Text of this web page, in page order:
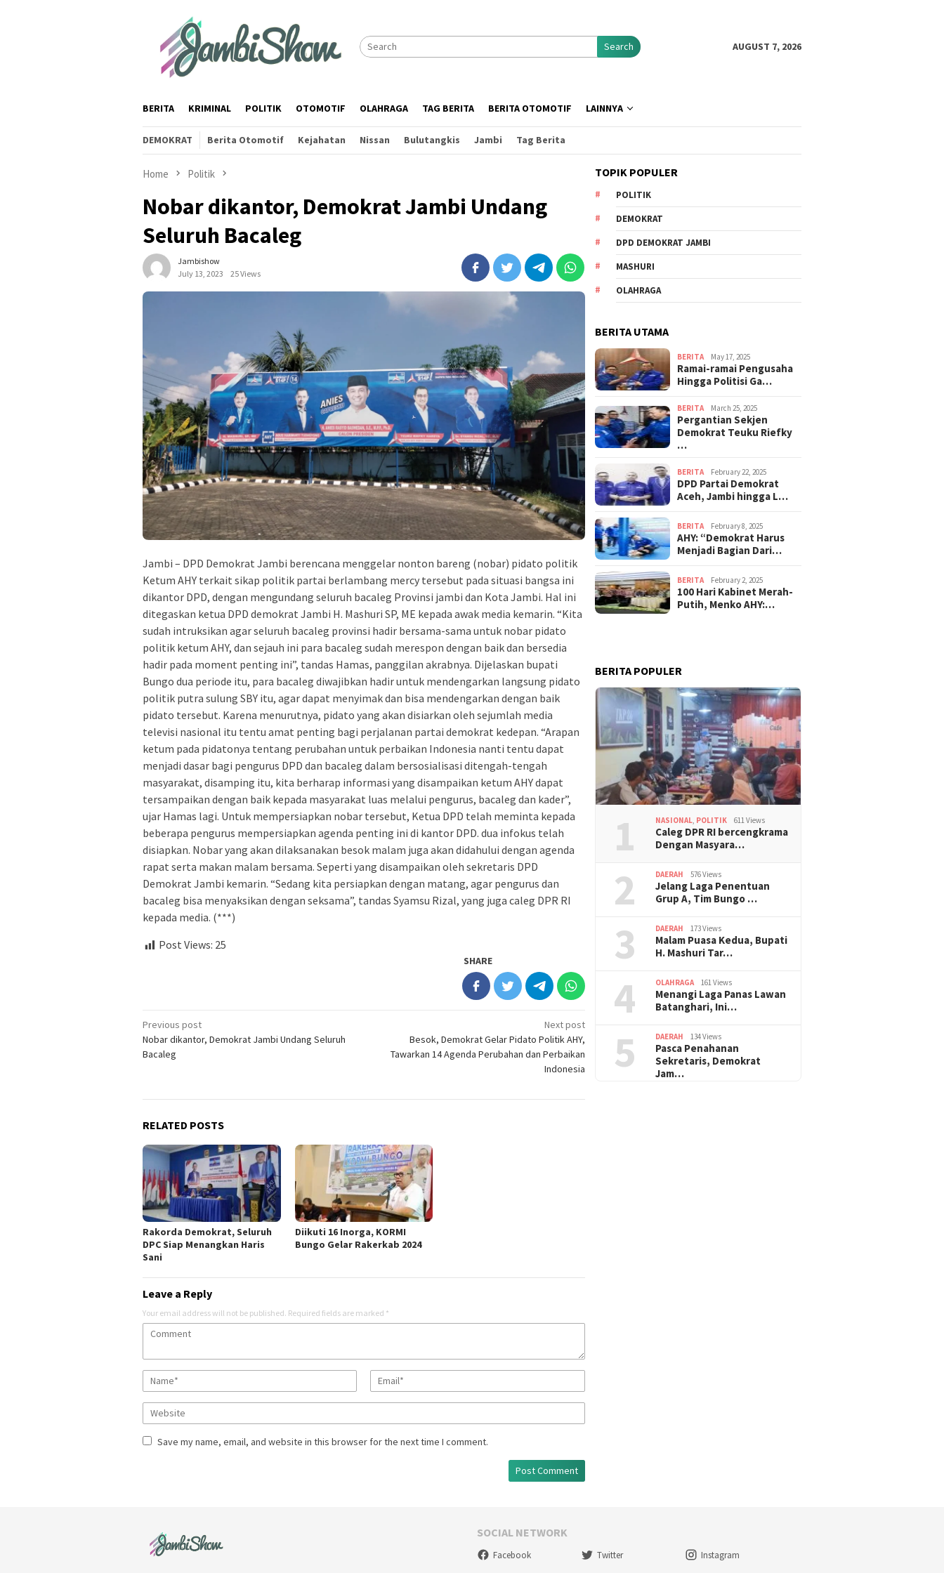
Search
AUGUST 7, 2026
BERITA KRIMINAL POLITIK OTOMOTIF OLAHRAGA TAG BERITA BERITA OTOMOTIF LAINNYA
DEMOKRAT Berita Otomotif Kejahatan Nissan Bulutangkis Jambi Tag Berita
Home Politik
Nobar dikantor, Demokrat Jambi Undang
Seluruh Bacaleg
Jambishow
July 13, 2023
25 Views
Jambi – DPD Demokrat Jambi berencana menggelar nonton bareng (nobar) pidato politik
Ketum AHY terkait sikap politik partai berlambang mercy tersebut pada situasi bangsa ini
dikantor DPD, dengan mengundang seluruh bacaleg Provinsi jambi dan Kota Jambi. Hal ini
ditegaskan ketua DPD demokrat Jambi H. Mashuri SP, ME kepada awak media kemarin. “Kita
sudah intruksikan agar seluruh bacaleg provinsi hadir bersama-sama untuk nobar pidato
politik ketum AHY, dan sejauh ini para bacaleg sudah merespon dengan baik dan bersedia
hadir pada moment penting ini”, tandas Hamas, panggilan akrabnya. Dijelaskan bupati
Bungo dua periode itu, para bacaleg diwajibkan hadir untuk mendengarkan langsung pidato
politik putra sulung SBY itu, agar dapat menyimak dan bisa mendengarkan dengan baik
pidato tersebut. Karena menurutnya, pidato yang akan disiarkan oleh sejumlah media
televisi nasional itu tentu amat penting bagi perjalanan partai demokrat kedepan. “Arapan
ketum pada pidatonya tentang perubahan untuk perbaikan Indonesia nanti tentu dapat
menjadi dasar bagi pengurus DPD dan bacaleg dalam bersosialisasi ditengah-tengah
masyarakat, disamping itu, kita berharap informasi yang disampaikan ketum AHY dapat
tersampaikan dengan baik kepada masyarakat luas melalui pengurus, bacaleg dan kader”,
ujar Hamas lagi. Untuk mempersiapkan nobar tersebut, Ketua DPD telah meminta kepada
beberapa pengurus mempersiapkan agenda penting ini di kantor DPD. dua infokus telah
disiapkan. Nobar yang akan dilaksanakan besok malam juga akan didahului dengan agenda
rapat serta makan malam bersama. Seperti yang disampaikan oleh sekretaris DPD
Demokrat Jambi kemarin. “Sedang kita persiapkan dengan matang, agar pengurus dan
bacaleg bisa menyaksikan dengan seksama”, tandas Syamsu Rizal, yang juga caleg DPR RI
kepada media. (***)
Post Views: 25
SHARE
Post
navigation
Previous post
Nobar dikantor, Demokrat Jambi Undang Seluruh
Bacaleg
Next post
Besok, Demokrat Gelar Pidato Politik AHY,
Tawarkan 14 Agenda Perubahan dan Perbaikan
Indonesia
RELATED POSTS
Rakorda Demokrat, Seluruh
DPC Siap Menangkan Haris
Sani
Diikuti 16 Inorga, KORMI
Bungo Gelar Rakerkab 2024
Leave a Reply
Your email address will not be published. Required fields are marked *
Save my name, email, and website in this browser for the next time I comment.
TOPIK POPULER
POLITIK
DEMOKRAT
DPD DEMOKRAT JAMBI
MASHURI
OLAHRAGA
BERITA UTAMA
BERITA May 17, 2025
Ramai-ramai Pengusaha
Hingga Politisi Ga…
BERITA March 25, 2025
Pergantian Sekjen
Demokrat Teuku Riefky
…
BERITA February 22, 2025
DPD Partai Demokrat
Aceh, Jambi hingga L…
BERITA February 8, 2025
AHY: “Demokrat Harus
Menjadi Bagian Dari…
BERITA February 2, 2025
100 Hari Kabinet Merah-
Putih, Menko AHY:…
BERITA POPULER
1 NASIONAL, POLITIK 611 Views
Caleg DPR RI bercengkrama
Dengan Masyara…
2 DAERAH 576 Views
Jelang Laga Penentuan
Grup A, Tim Bungo …
3 DAERAH 173 Views
Malam Puasa Kedua, Bupati
H. Mashuri Tar…
4 OLAHRAGA 161 Views
Menangi Laga Panas Lawan
Batanghari, Ini…
5 DAERAH 134 Views
Pasca Penahanan
Sekretaris, Demokrat
Jam…
SOCIAL NETWORK
Facebook Twitter Instagram